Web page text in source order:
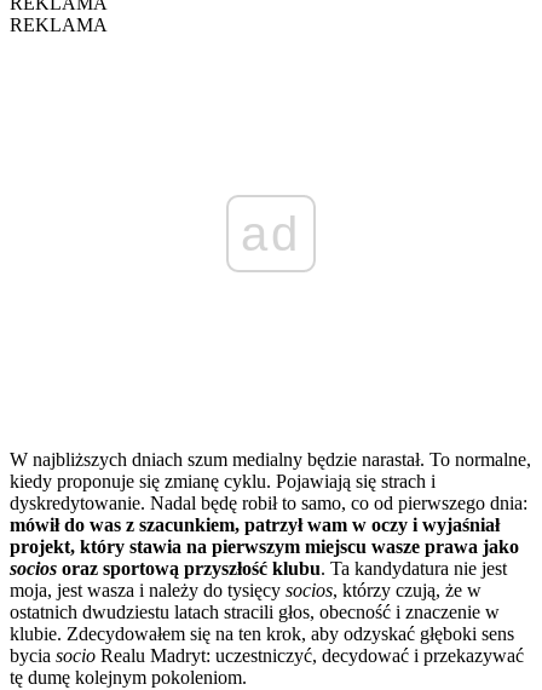
REKLAMA
ad
W najbliższych dniach szum medialny będzie narastał. To normalne,
kiedy proponuje się zmianę cyklu. Pojawiają się strach i
dyskredytowanie. Nadal będę robił to samo, co od pierwszego dnia:
mówił do was z szacunkiem, patrzył wam w oczy i wyjaśniał
projekt, który stawia na pierwszym miejscu wasze prawa jako
socios oraz sportową przyszłość klubu. Ta kandydatura nie jest
moja, jest wasza i należy do tysięcy socios, którzy czują, że w
ostatnich dwudziestu latach stracili głos, obecność i znaczenie w
klubie. Zdecydowałem się na ten krok, aby odzyskać głęboki sens
bycia socio Realu Madryt: uczestniczyć, decydować i przekazywać
tę dumę kolejnym pokoleniom.